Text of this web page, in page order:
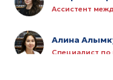
Ассистент
Алина
Специалист по